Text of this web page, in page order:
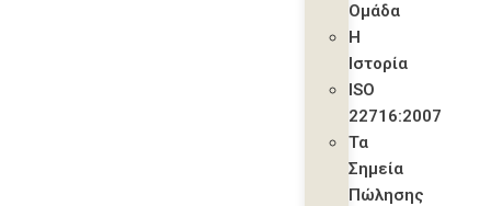
Ομάδα
Η
Ιστορία
ISO
22716:2007
Τα
Σημεία
Πώλησης